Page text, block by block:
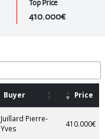
Top Price
410.000€
Buyer Price
Juillard Pierre-
Yves
410.000€